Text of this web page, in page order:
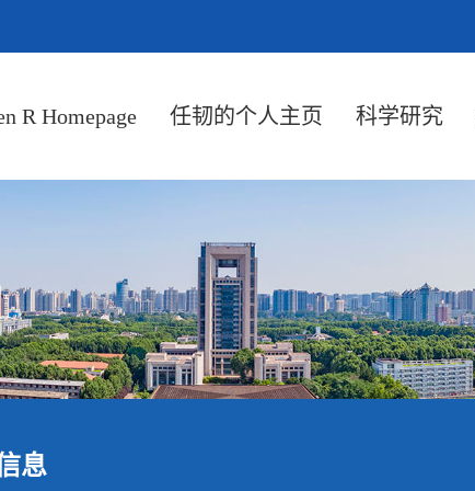
R Homepage 任韧的个人主页 科学研究
息